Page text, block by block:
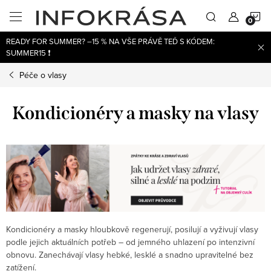
obsah
READY FOR SUMMER? –15 % NA VŠE PRÁVĚ TEĎ S KÓDEM:
SUMMER15 ❗
Péče o vlasy
Kondicionéry a masky na vlasy
Kondicionéry a masky hloubkově regenerují, posilují a vyživují vlasy
podle jejich aktuálních potřeb – od jemného uhlazení po intenzivní
obnovu. Zanechávají vlasy hebké, lesklé a snadno upravitelné bez
zatížení.